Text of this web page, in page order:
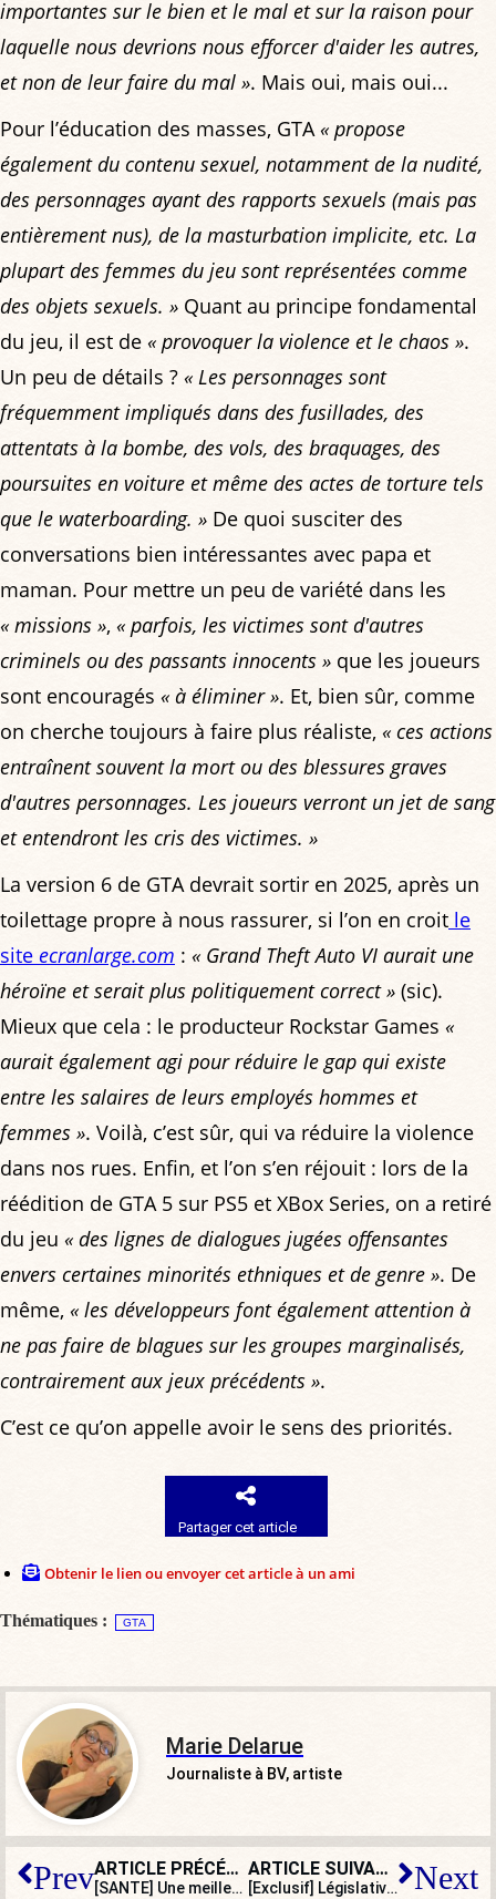
importantes sur le bien et le mal et sur la raison pour
laquelle nous devrions nous efforcer d'aider les autres,
et non de leur faire du mal ». Mais oui, mais oui...
Pour l’éducation des masses, GTA« propose
également du contenu sexuel, notamment de la nudité,
des personnages ayant des rapports sexuels (mais pas
entièrement nus), de la masturbation implicite, etc. La
plupart des femmes du jeu sont représentées comme
des objets sexuels. » Quant au principe fondamental
du jeu, il est de « provoquer la violence et le chaos ».
Un peu de détails ? « Les personnages sont
fréquemment impliqués dans des fusillades, des
attentats à la bombe, des vols, des braquages, des
poursuites en voiture et même des actes de torture tels
que le waterboarding. » De quoi susciter des
conversations bien intéressantes avec papa et
maman. Pour mettre un peu de variété dans les
« missions », « parfois, les victimes sont d'autres
criminels ou des passants innocents » que les joueurs
sont encouragés « à éliminer ». Et, bien sûr, comme
on cherche toujours à faire plus réaliste, « ces actions
entraînent souvent la mort ou des blessures graves
d'autres personnages. Les joueurs verront un jet de sang
et entendront les cris des victimes. »
La version 6 de GTA devrait sortir en 2025, après un
toilettage propre à nous rassurer, si l’on en croit le
site ecranlarge.com : « Grand Theft Auto VI aurait une
héroïne et serait plus politiquement correct » (sic).
Mieux que cela : le producteur Rockstar Games «
aurait également agi pour réduire le gap qui existe
entre les salaires de leurs employés hommes et
femmes ». Voilà, c’est sûr, qui va réduire la violence
dans nos rues. Enfin, et l’on s’en réjouit : lors de la
réédition de GTA 5 sur PS5 et XBox Series, on a retiré
du jeu « des lignes de dialogues jugées offensantes
envers certaines minorités ethniques et de genre ». De
même, « les développeurs font également attention à
ne pas faire de blagues sur les groupes marginalisés,
contrairement aux jeux précédents ».
C’est ce qu’on appelle avoir le sens des priorités.
Partager cet article
Obtenir le lien ou envoyer cet article à un ami
Thématiques : GTA
Marie Delarue
Journaliste à BV, artiste
Prev ARTICLE PRÉCÉDENT
[SANTE] Une meilleure prise en charge des MST, en augmentation chez les jeunes
ARTICLE SUIVANT
[Exclusif] Législatives : le système la main dans le sac (III/III) Next